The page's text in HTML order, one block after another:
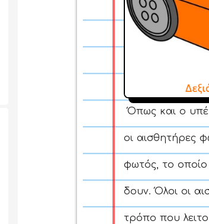
Όπως και ο
οι αισθητήρες
φωτός, το
δουν. Όλοι οι
τρόπο που